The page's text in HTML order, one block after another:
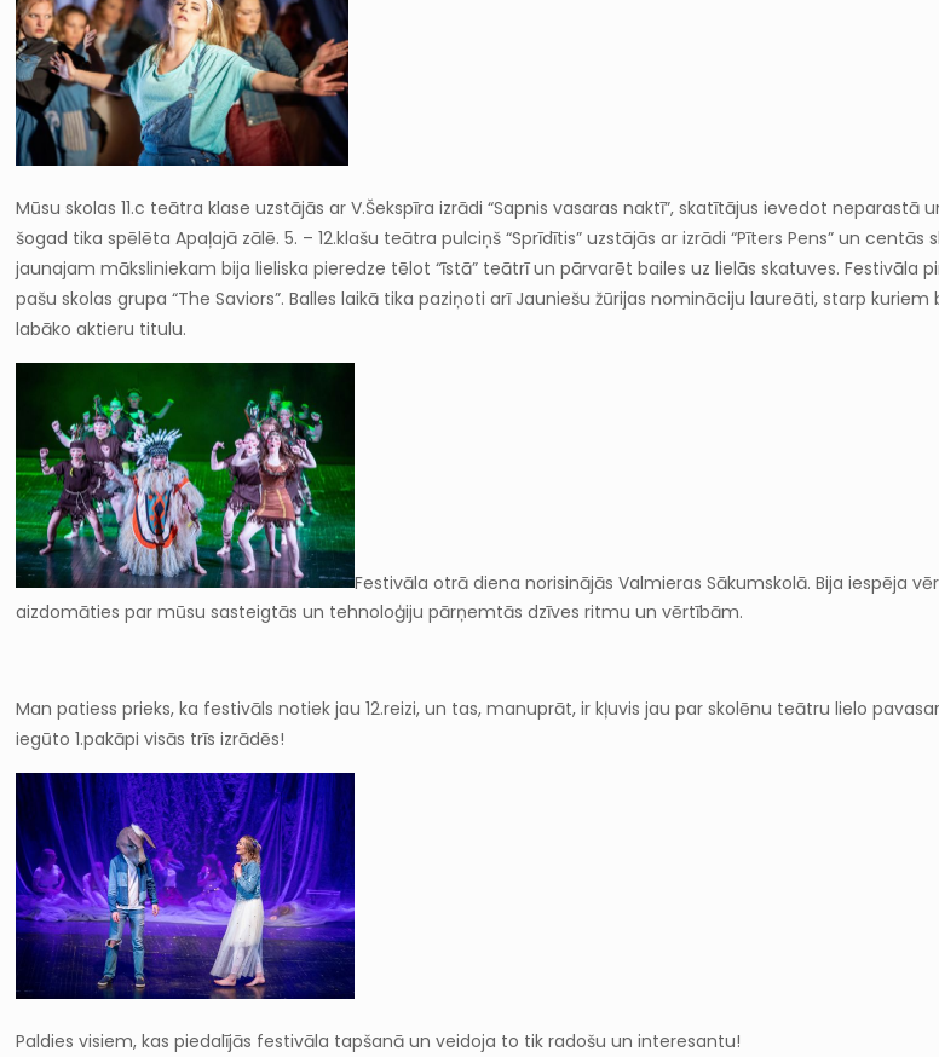
Mūsu skolas 11.c teātra klase uzstājās ar V.Šekspīra izrādi “Sapnis vasaras naktī”, skatītājus ievedot
šogad tika spēlēta Apaļajā zālē. 5. – 12.klašu teātra pulciņš “Sprīdītis” uzstājās ar izrādi “Pīters Pens” un
jaunajam māksliniekam bija lieliska pieredze tēlot “īstā” teātrī un pārvarēt bailes uz lielās skatuves.
pašu skolas grupa “The Saviors”. Balles laikā tika paziņoti arī Jauniešu žūrijas nomināciju laureāti, starp
labāko aktieru titulu.
Festivāla otrā diena norisinājās Valmieras Sākumskolā. Bija iespēja
aizdomāties par mūsu sasteigtās un tehnoloģiju pārņemtās dzīves ritmu un vērtībām.
Man patiess prieks, ka festivāls notiek jau 12.reizi, un tas, manuprāt, ir kļuvis jau par skolēnu teātru lielo
iegūto 1.pakāpi visās trīs izrādēs!
Paldies visiem, kas piedalījās festivāla tapšanā un veidoja to tik radošu un interesantu!